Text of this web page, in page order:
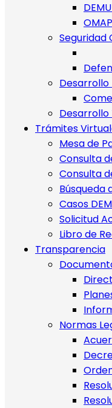
Seguridad
Trámites
Mesa de
Consulta
Consulta
Búsqueda
Casos
Solicitud
Libro de
Transparencia
Normas